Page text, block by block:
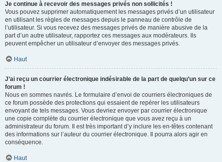
Je continue à recevoir des messages privés non sollicités !
Vous pouvez supprimer automatiquement les messages privés d’un utilisateur
en utilisant les règles de messages depuis le panneau de contrôle de
l’utilisateur. Si vous recevez des messages privés de manière abusive de la
part d’un autre utilisateur, rapportez ces messages aux modérateurs. Ils
peuvent empêcher un utilisateur d’envoyer des messages privés.
Haut
J’ai reçu un courrier électronique indésirable de la part de quelqu’un sur ce
forum !
Nous en sommes navrés. Le formulaire d’envoi de courriers électroniques de
ce forum possède des protections qui essaient de repérer les utilisateurs
envoyant de tels messages. Vous devriez envoyer par courrier électronique
une copie complète du courrier électronique que vous avez reçu à un
administrateur du forum. Il est très important d’y inclure les en-têtes contenant
des informations sur l’auteur du courrier électronique. Il pourra alors agir en
conséquence.
Haut